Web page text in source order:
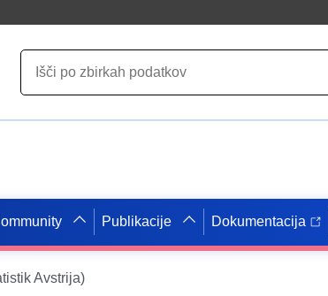
Publikacije Dokumentacija
Avstrija)